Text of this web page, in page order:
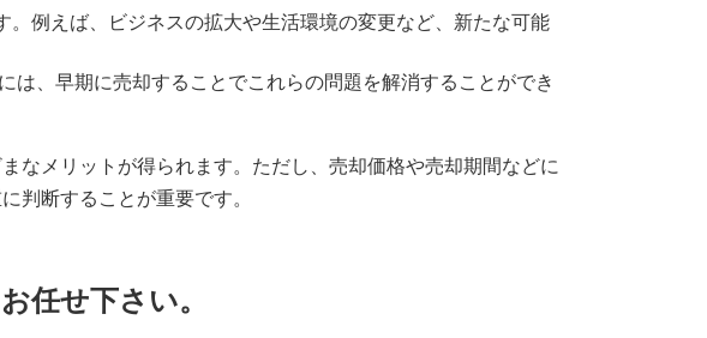
例えば、ビジネスの拡大や生活環境の変更など、新たな可能
、早期に売却することでこれらの問題を解消することができ
なメリットが得られます。ただし、売却価格や売却期間などに
判断することが重要です。
任せ下さい。